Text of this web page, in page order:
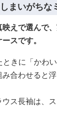
まいがちな
えで選んで
スです。
きに「かわ
合わせると
ス長袖は、